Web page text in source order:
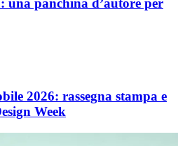
2026: rassegna stampa e
Week